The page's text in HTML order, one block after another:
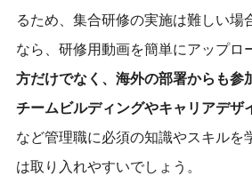
るため、集合研修の実施は難しい場
なら、研修用動画を簡単にアップロ
方だけでなく、海外の部署からも参
チームビルディングやキャリアデザ
など管理職に必須の知識やスキルを
は取り入れやすいでしょう。